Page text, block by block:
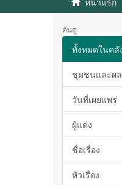
ค้นดู
ทั้งหมดในคลั
ชุมชนและผ
วันที่เผยแพร่
ผู้แต่ง
ชื่อเรื่อง
หัวเรื่อง